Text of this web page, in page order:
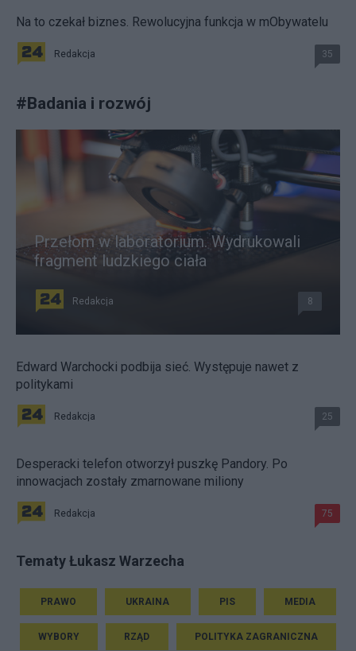
Na to czekał biznes. Rewolucyjna funkcja w mObywatelu
Redakcja 35
#Badania i rozwój
Przełom w laboratorium. Wydrukowali
fragment ludzkiego ciała
Redakcja 8
Edward Warchocki podbija sieć. Występuje nawet z
politykami
Redakcja 25
Desperacki telefon otworzył puszkę Pandory. Po
innowacjach zostały zmarnowane miliony
Redakcja 75
Tematy Łukasz Warzecha
PRAWO UKRAINA PIS MEDIA
WYBORY RZĄD POLITYKA ZAGRANICZNA